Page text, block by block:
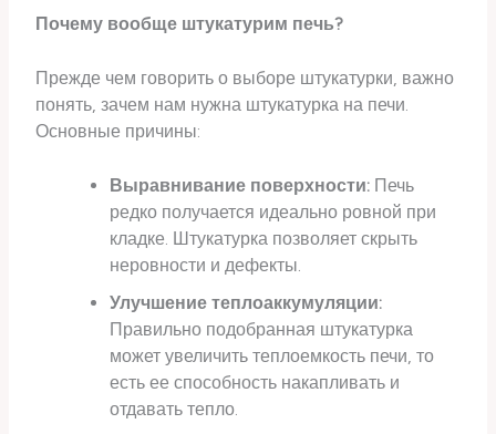
Почему вообще штукатурим печь?
Прежде чем говорить о выборе штукатурки, важно
понять, зачем нам нужна штукатурка на печи.
Основные причины:
Выравнивание поверхности:Печь
редко получается идеально ровной при
кладке. Штукатурка позволяет скрыть
неровности и дефекты.
Улучшение теплоаккумуляции:
Правильно подобранная штукатурка
может увеличить теплоемкость печи, то
есть ее способность накапливать и
отдавать тепло.